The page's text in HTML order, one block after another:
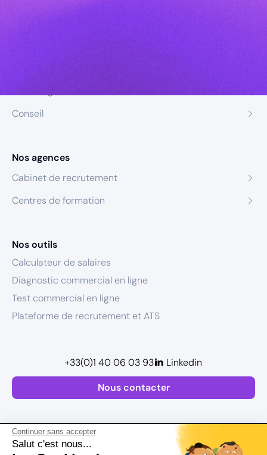
Continuer sans accepter
Salut c'est nous...
Conseil
Nos agences
Cabinet de recrutement
Centres de formation
Nos outils
Calculateur de salaires
Diagnostic commercial en ligne
Test commercial en ligne
Plateforme de recrutement et ATS
Nous contacter
+33(0)1 40 06 03 93 Linkedin